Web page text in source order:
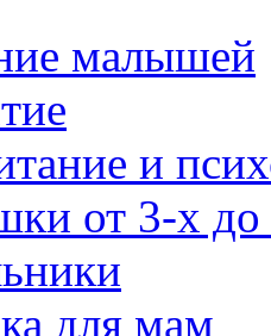
малышей
и
от 3-х
для мам